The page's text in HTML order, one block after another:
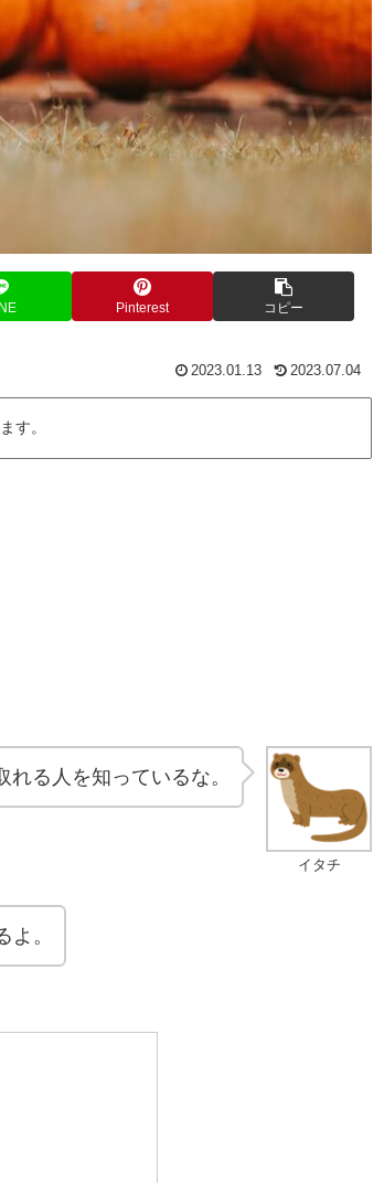
Pinterest コピー
2023.01.13 2023.07.04
す。
イタチ
る人を知っているな。
。